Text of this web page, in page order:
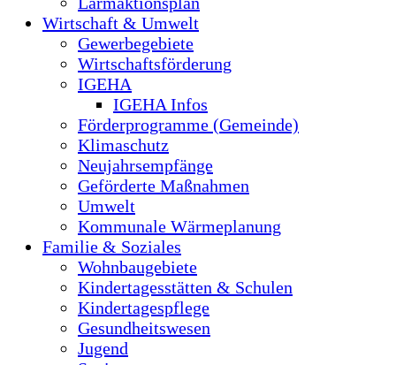
Wirtschaft & Umwelt
Gewerbegebiete
Wirtschaftsförderung
IGEHA
IGEHA Infos
Förderprogramme (Gemeinde)
Klimaschutz
Neujahrsempfänge
Geförderte Maßnahmen
Umwelt
Kommunale Wärmeplanung
Familie & Soziales
Wohnbaugebiete
Kindertagesstätten & Schulen
Kindertagespflege
Gesundheitswesen
Jugend